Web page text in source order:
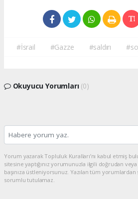
#İsrail #Gazze #saldırı
Okuyucu Yorumları (0)
Yorum yazarak Topluluk Kuralları’nı kabul etmiş
sitesine yaptığınız yorumunuzla ilgili doğrudan
başınıza üstleniyorsunuz. Yazılan tüm
sorumlu tutulamaz.